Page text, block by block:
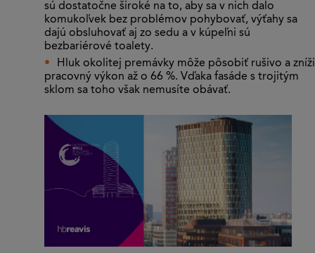
sú dostatočne široké na to, aby sa v nich dalo
komukoľvek bez problémov pohybovať, výťahy sa
dajú obsluhovať aj zo sedu a v kúpeľni sú
bezbariérové toalety.
Hluk okolitej premávky môže pôsobiť rušivo a
pracovný výkon až o 66 %. Vďaka fasáde s trojitým
sklom sa toho však nemusíte obávať.